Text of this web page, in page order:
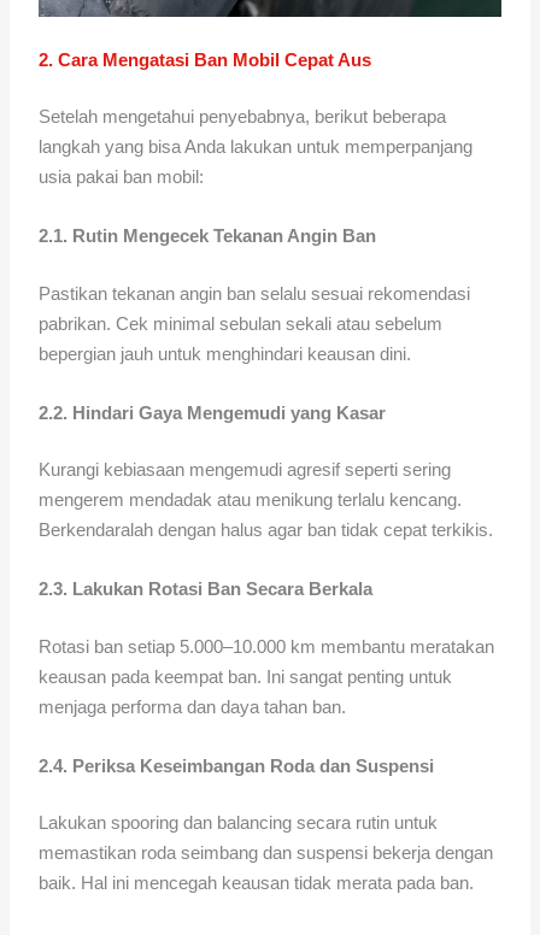
2. Cara Mengatasi Ban Mobil Cepat Aus
Setelah mengetahui penyebabnya, berikut beberapa
langkah yang bisa Anda lakukan untuk memperpanjang
usia pakai ban mobil:
2.1. Rutin Mengecek Tekanan Angin Ban
Pastikan tekanan angin ban selalu sesuai rekomendasi
pabrikan. Cek minimal sebulan sekali atau sebelum
bepergian jauh untuk menghindari keausan dini.
2.2. Hindari Gaya Mengemudi yang Kasar
Kurangi kebiasaan mengemudi agresif seperti sering
mengerem mendadak atau menikung terlalu kencang.
Berkendaralah dengan halus agar ban tidak cepat terkikis.
2.3. Lakukan Rotasi Ban Secara Berkala
Rotasi ban setiap 5.000–10.000 km membantu meratakan
keausan pada keempat ban. Ini sangat penting untuk
menjaga performa dan daya tahan ban.
2.4. Periksa Keseimbangan Roda dan Suspensi
Lakukan spooring dan balancing secara rutin untuk
memastikan roda seimbang dan suspensi bekerja dengan
baik. Hal ini mencegah keausan tidak merata pada ban.